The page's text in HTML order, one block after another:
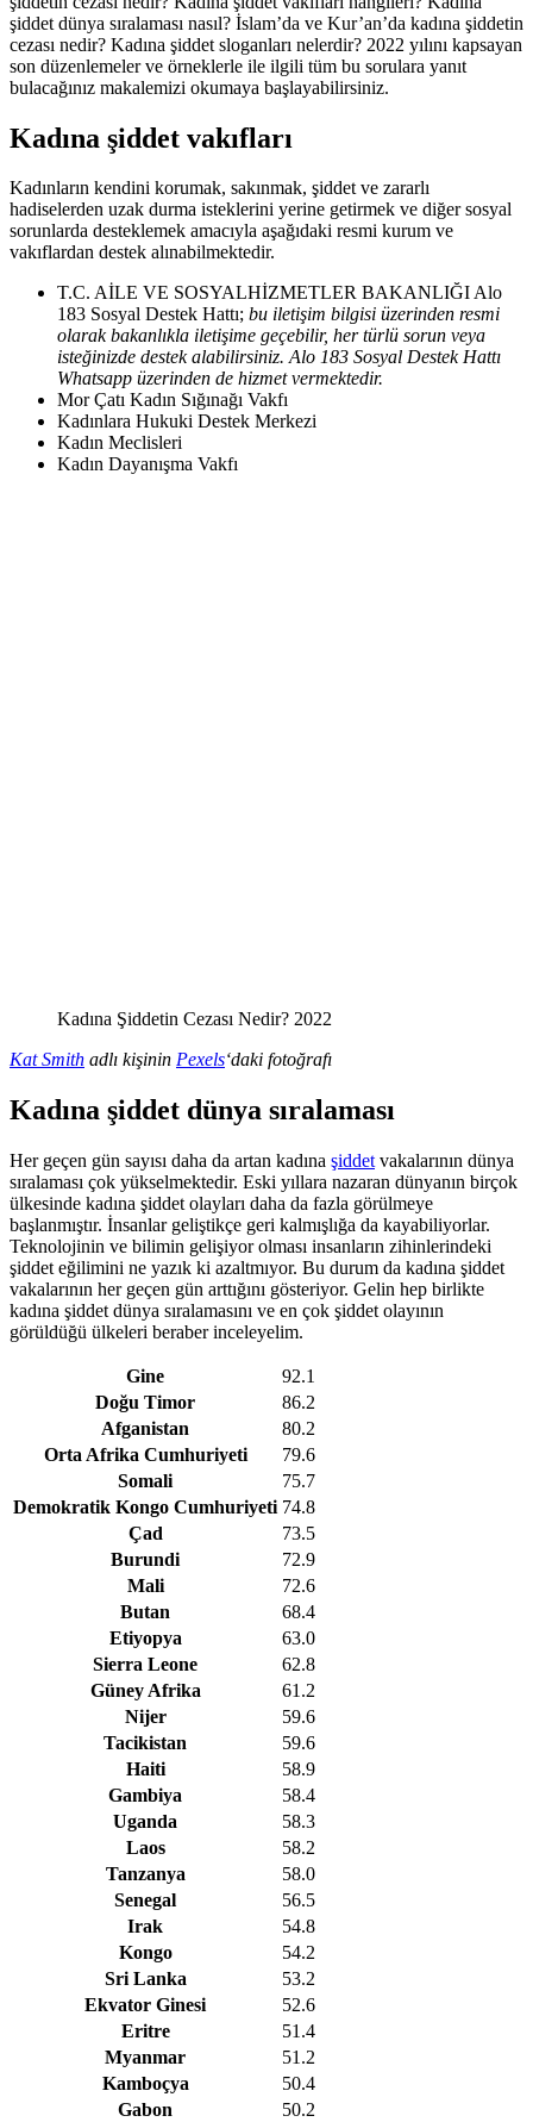
şiddet dünya sıralaması nasıl? İslam’da ve Kur’an’da kadına şiddetin
cezası nedir? Kadına şiddet sloganları nelerdir? 2022 yılını kapsayan
son düzenlemeler ve örneklerle ile ilgili tüm bu sorulara yanıt
bulacağınız makalemizi okumaya başlayabilirsiniz.
Kadına şiddet vakıfları
Kadınların kendini korumak, sakınmak, şiddet ve zararlı
hadiselerden uzak durma isteklerini yerine getirmek ve diğer sosyal
sorunlarda desteklemek amacıyla aşağıdaki resmi kurum ve
vakıflardan destek alınabilmektedir.
T.C. AİLE VE SOSYALHİZMETLER BAKANLIĞI Alo
183 Sosyal Destek Hattı; bu iletişim bilgisi üzerinden resmi
olarak bakanlıkla iletişime geçebilir, her türlü sorun veya
isteğinizde destek alabilirsiniz. Alo 183 Sosyal Destek Hattı
Whatsapp üzerinden de hizmet vermektedir.
Mor Çatı Kadın Sığınağı Vakfı
Kadınlara Hukuki Destek Merkezi
Kadın Meclisleri
Kadın Dayanışma Vakfı
Kadına Şiddetin Cezası Nedir? 2022
Kat Smith adlı kişinin Pexels‘daki fotoğrafı
Kadına şiddet dünya sıralaması
Her geçen gün sayısı daha da artan kadına şiddet vakalarının dünya
sıralaması çok yükselmektedir. Eski yıllara nazaran dünyanın birçok
ülkesinde kadına şiddet olayları daha da fazla görülmeye
başlanmıştır. İnsanlar geliştikçe geri kalmışlığa da kayabiliyorlar.
Teknolojinin ve bilimin gelişiyor olması insanların zihinlerindeki
şiddet eğilimini ne yazık ki azaltmıyor. Bu durum da kadına şiddet
vakalarının her geçen gün arttığını gösteriyor. Gelin hep birlikte
kadına şiddet dünya sıralamasını ve en çok şiddet olayının
görüldüğü ülkeleri beraber inceleyelim.
Gine
92.1
Doğu Timor
86.2
Afganistan
80.2
Orta Afrika Cumhuriyeti
79.6
Somali
75.7
Demokratik Kongo Cumhuriyeti 74.8
Çad
73.5
Burundi
72.9
Mali
72.6
Butan
68.4
Etiyopya
63.0
Sierra Leone
62.8
Güney Afrika
61.2
Nijer
59.6
Tacikistan
59.6
Haiti
58.9
Gambiya
58.4
Uganda
58.3
Laos
58.2
Tanzanya
58.0
Senegal
56.5
Irak
54.8
Kongo
54.2
Sri Lanka
53.2
Ekvator Ginesi
52.6
Eritre
51.4
Myanmar
51.2
Kamboçya
50.4
Gabon
50.2